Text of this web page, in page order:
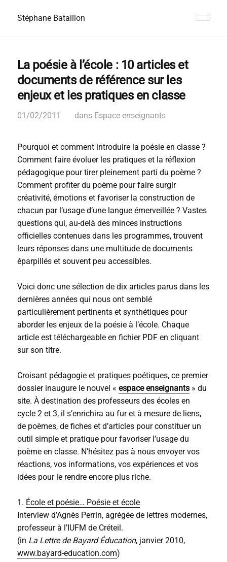
Stéphane Bataillon
La poésie à l’école : 10 articles et
documents de référence sur les
enjeux et les pratiques en classe
01/02/2011 dans Espace enseignants
Pourquoi et comment introduire la poésie en classe ?
Comment faire évoluer les pratiques et la réflexion
pédagogique pour tirer pleinement parti du poème ?
Comment profiter du poème pour faire surgir
créativité, émotions et favoriser la construction de
chacun par l’usage d’une langue émerveillée ? Vastes
questions qui, au-delà des minces instructions
officielles contenues dans les programmes, trouvent
leurs réponses dans une multitude de documents
éparpillés et souvent peu accessibles.
Voici donc une sélection de dix articles parus dans les
dernières années qui nous ont semblé
particulièrement pertinents et synthétiques pour
aborder les enjeux de la poésie à l’école. Chaque
article est téléchargeable en fichier PDF en cliquant
sur son titre.
Croisant pédagogie et pratiques poétiques, ce premier
dossier inaugure le nouvel « espace enseignants» du
site. À destination des professeurs des écoles en
cycle 2 et 3, il s’enrichira au fur et à mesure de liens,
de poèmes, de fiches et d’articles pour constituer un
outil simple et pratique pour favoriser l’usage du
poème en classe. N’hésitez pas à nous envoyer vos
réactions, vos informations, vos expériences et vos
idées pour le rendre encore plus riche.
1. École et poésie… Poésie et école
Interview d’Agnès Perrin, agrégée de lettres modernes,
professeur à l’IUFM de Créteil.
(in La Lettre de Bayard Éducation, janvier 2010,
www.bayard-education.com)